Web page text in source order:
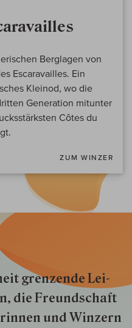
Berglagen von
Escaravailles. Ein
Kleinod, wo die
Generation mitunter
Côtes du
ZUM WINZER
gren­zende Lei­
die Freund­schaft
und Win­zern